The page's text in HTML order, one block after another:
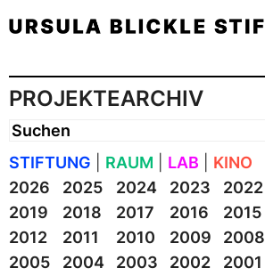
PROJEKTEARCHIV
STIFTUNG RAUM LAB
KINO
2026
2025 2024 2023 2022
2019
2018 2017 2016 2015
2012
2011 2010 2009 2008
2005
2004 2003 2002 2001